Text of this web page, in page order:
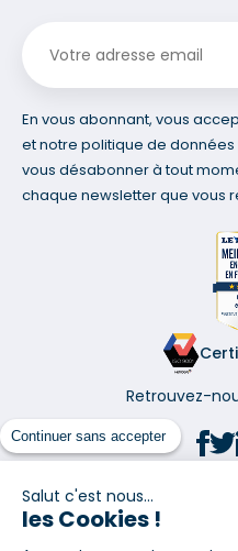
Continuer sans accepter
Salut c'est nous...
les Cookies !
En vous abonnant, vous
et notre politique de
vous désabonner à tout
chaque newsletter que vous
Retrouvez-
(1) Taux fixe national hors